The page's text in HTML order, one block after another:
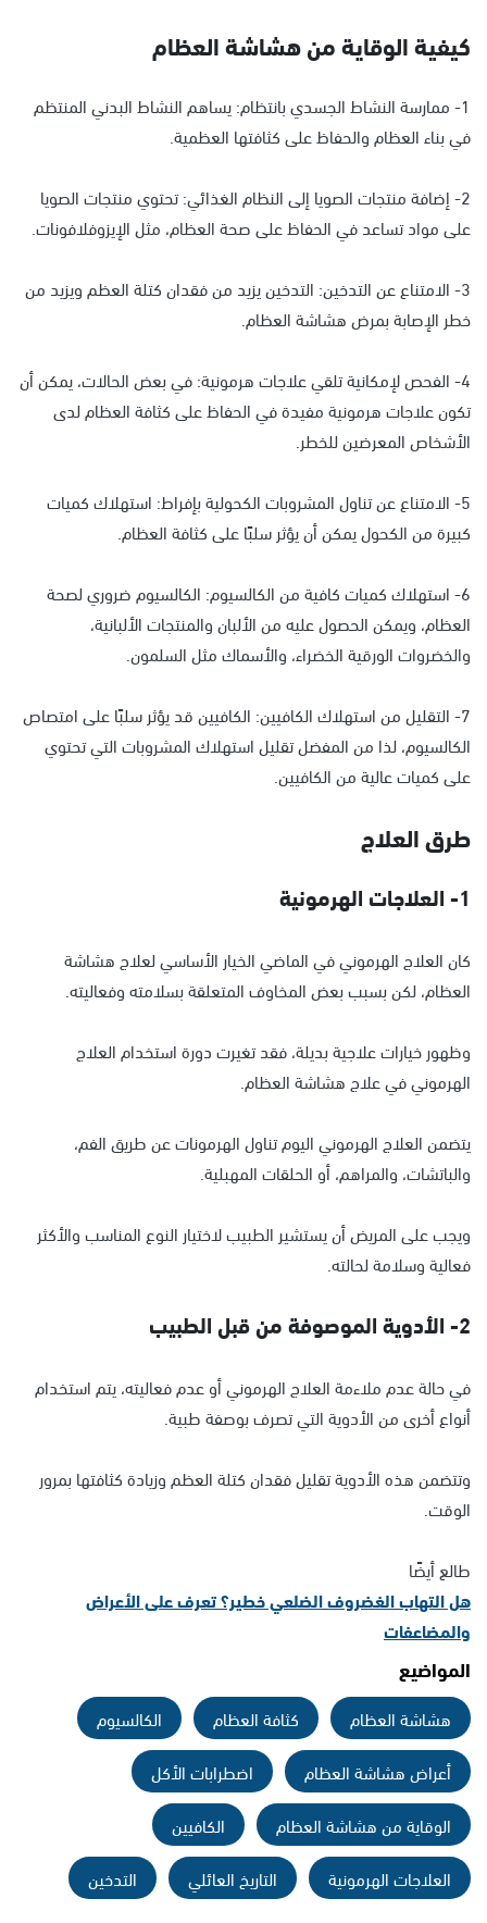
كيفية الوقاية من هشاشة العظام
1- ممارسة النشاط الجسدي بانتظام: يساهم النشاط البدني المنتظم
في بناء العظام والحفاظ على كثافتها العظمية.
2- إضافة منتجات الصويا إلى النظام الغذائي: تحتوي منتجات الصويا
على مواد تساعد في الحفاظ على صحة العظام، مثل الإيزوفلافونات.
3- الامتناع عن التدخين: التدخين يزيد من فقدان كتلة العظم ويزيد من
خطر الإصابة بمرض هشاشة العظام.
4- الفحص لإمكانية تلقي علاجات هرمونية: في بعض الحالات، يمكن أن
تكون علاجات هرمونية مفيدة في الحفاظ على كثافة العظام لدى
الأشخاص المعرضين للخطر.
5- الامتناع عن تناول المشروبات الكحولية بإفراط: استهلاك كميات
كبيرة من الكحول يمكن أن يؤثر سلبًا على كثافة العظام.
6- استهلاك كميات كافية من الكالسيوم: الكالسيوم ضروري لصحة
العظام، ويمكن الحصول عليه من الألبان والمنتجات الألبانية،
والخضروات الورقية الخضراء، والأسماك مثل السلمون.
7- التقليل من استهلاك الكافيين: الكافيين قد يؤثر سلبًا على امتصاص
الكالسيوم، لذا من المفضل تقليل استهلاك المشروبات التي تحتوي
على كميات عالية من الكافيين.
طرق العلاج
1- العلاجات الهرمونية
كان العلاج الهرموني في الماضي الخيار الأساسي لعلاج هشاشة
العظام، لكن بسبب بعض المخاوف المتعلقة بسلامته وفعاليته.
وظهور خيارات علاجية بديلة، فقد تغيرت دورة استخدام العلاج
الهرموني في علاج هشاشة العظام.
يتضمن العلاج الهرموني اليوم تناول الهرمونات عن طريق الفم،
والباتشات، والمراهم، أو الحلقات المهبلية.
ويجب على المريض أن يستشير الطبيب لاختيار النوع المناسب والأكثر
فعالية وسلامة لحالته.
2- الأدوية الموصوفة من قبل الطبيب
في حالة عدم ملاءمة العلاج الهرموني أو عدم فعاليته، يتم استخدام
أنواع أخرى من الأدوية التي تصرف بوصفة طبية.
وتتضمن هذه الأدوية تقليل فقدان كتلة العظم وزيادة كثافتها بمرور
الوقت.
طالع أيضًا
هل التهاب الغضروف الضلعي خطير؟ تعرف على الأعراض
والمضاعفات
المواضيع
هشاشة العظام كثافة العظام
الكالسيوم
أعراض هشاشة العظام
اضطرابات الأكل
الوقاية من هشاشة العظام
الكافيين
العلاجات الهرمونية
التاريخ العائلي التدخين